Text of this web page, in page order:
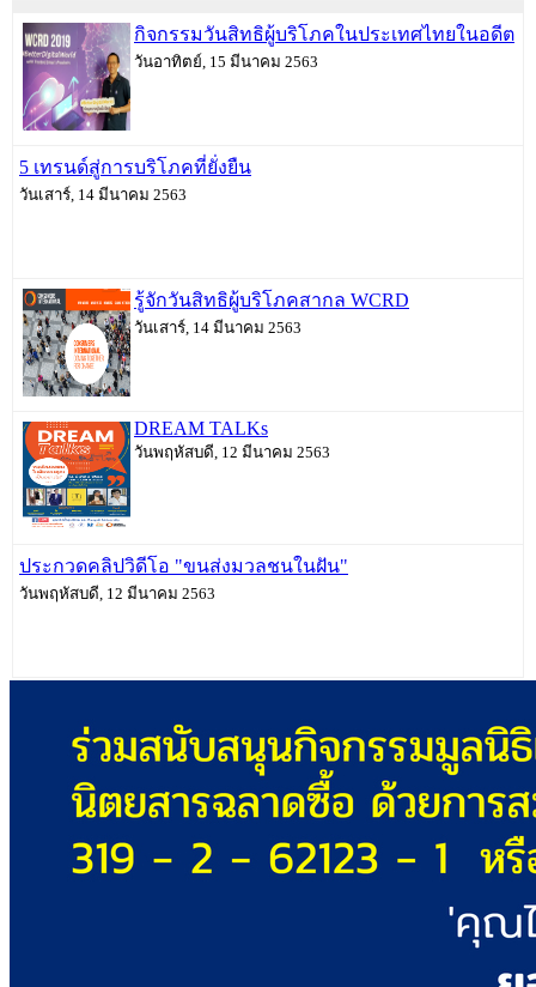
กิจกรรมวันสิทธิผู้บริโภคในประเทศไทยในอดีต
วันอาทิตย์, 15 มีนาคม 2563
5 เทรนด์สู่การบริโภคที่ยั่งยืน
วันเสาร์, 14 มีนาคม 2563
รู้จักวันสิทธิผู้บริโภคสากล WCRD
วันเสาร์, 14 มีนาคม 2563
DREAM TALKs
วันพฤหัสบดี, 12 มีนาคม 2563
ประกวดคลิปวิดีโอ "ขนส่งมวลชนในฝัน"
วันพฤหัสบดี, 12 มีนาคม 2563